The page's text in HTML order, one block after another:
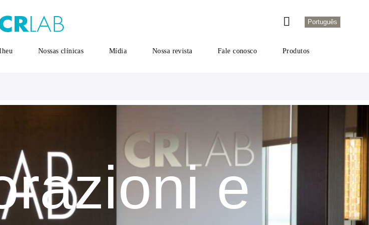
Português
Nossas clínicas Mídia Nossa revista Fale conosco Produtos
e